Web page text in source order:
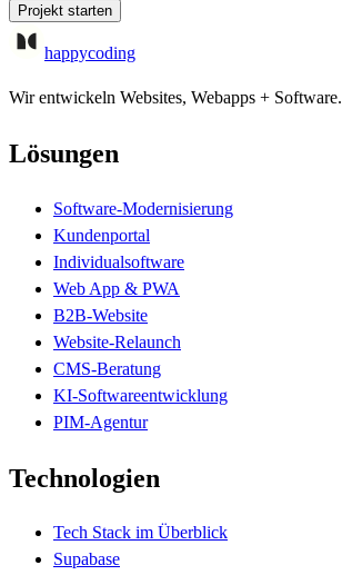
Projekt starten
happycoding
Wir entwickeln Websites, Webapps + Software.
Lösungen
Software-Modernisierung
Kundenportal
Individualsoftware
Web App & PWA
B2B-Website
Website-Relaunch
CMS-Beratung
KI-Softwareentwicklung
PIM-Agentur
Technologien
Tech Stack im Überblick
Supabase